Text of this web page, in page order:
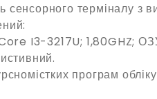
терміналу з
I3-3217U; 1,80GHZ;
програм